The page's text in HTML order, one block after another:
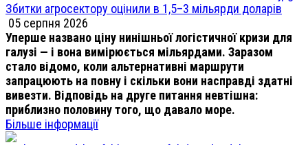
Збитки агросектору оцінили в 1,5–3 мільярди доларів
05 серпня 2026
Уперше названо ціну нинішньої логістичної кризи для
галузі — і вона вимірюється мільярдами. Заразом
стало відомо, коли альтернативні маршрути
запрацюють на повну і скільки вони насправді здатні
вивезти. Відповідь на друге питання невтішна:
приблизно половину того, що давало море.
Більше інформації